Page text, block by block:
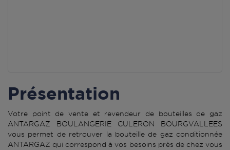
Présentation
Votre point de vente et revendeur de bouteilles de gaz
ANTARGAZ BOULANGERIE CULERON BOURGVALLEES
vous permet de retrouver la bouteille de gaz conditionnée
ANTARGAZ qui correspond à vos besoins près de chez vous